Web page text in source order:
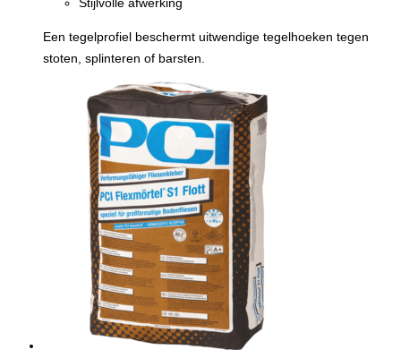
Een tegelprofiel beschermt uitwendige tegelhoeken tegen
stoten, splinteren of barsten.